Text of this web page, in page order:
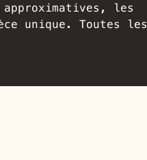
les
unique. Toutes les